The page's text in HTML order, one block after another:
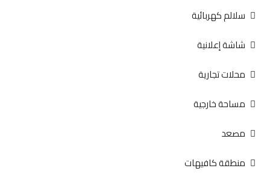
سلالم كهربائية
شاشة إعلانية
محلات تجارية
مساحة خارجية
مصعد
منطقة كافيهات